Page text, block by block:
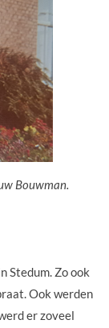
Bouwman.
Stedum. Zo ook
Ook werden
er zoveel